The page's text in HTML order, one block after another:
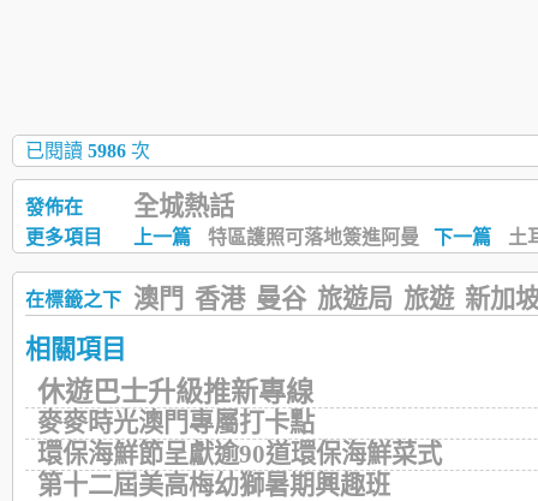
已閱讀 5986 次
發佈在 全城熱話
更多項目 上一篇 特區護照可落地簽進阿曼 下一篇 土
在標籤之下 澳門 香港 曼谷 旅遊局 旅遊 新加
相關項目
休遊巴士升級推新專線
麥麥時光澳門專屬打卡點
環保海鮮節呈獻逾90道環保海鮮菜式
第十二屆美高梅幼獅暑期興趣班